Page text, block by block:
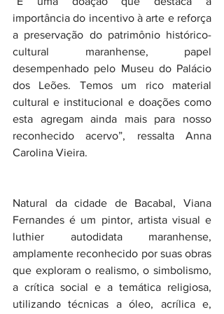
importância do incentivo à arte e reforça
a preservação do patrimônio histórico-
cultural maranhense, papel
desempenhado pelo Museu do Palácio
dos Leões. Temos um rico material
cultural e institucional e doações como
esta agregam ainda mais para nosso
reconhecido acervo”, ressalta Anna
Carolina Vieira.
Natural da cidade de Bacabal, Viana
Fernandes é um pintor, artista visual e
luthier autodidata maranhense,
amplamente reconhecido por suas obras
que exploram o realismo, o simbolismo,
a crítica social e a temática religiosa,
utilizando técnicas a óleo, acrílica e,